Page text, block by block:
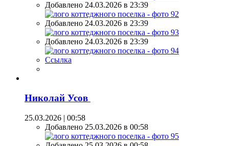
Добавлено 24.03.2026 в 23:39
Добавлено 24.03.2026 в 23:39
Добавлено 24.03.2026 в 23:39
Ссылка
Николай Усов
25.03.2026 | 00:58
Добавлено 25.03.2026 в 00:58